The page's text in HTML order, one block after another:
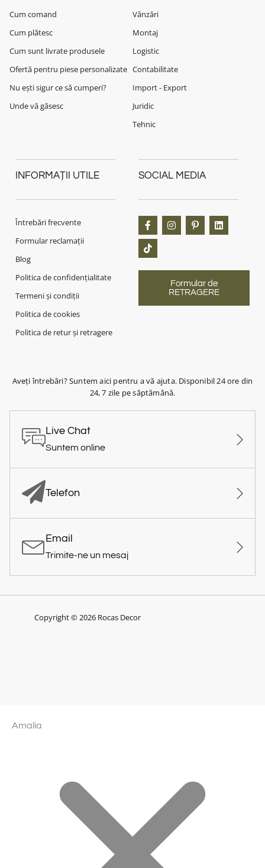
Cum comand
Cum plătesc
Cum sunt livrate produsele
Ofertă pentru piese personalizate
Nu ești sigur ce să cumperi?
Unde vă găsesc
Vânzări
Montaj
Logistic
Contabilitate
Import - Export
Juridic
Tehnic
INFORMAȚII UTILE
Întrebări frecvente
Formular reclamații
Blog
Politica de confidențialitate
Termeni și condiții
Politica de cookies
Politica de retur și retragere
SOCIAL MEDIA
Formular de
RETRAGERE
Aveți întrebări? Suntem aici pentru a vă ajuta. Disponibil 24 ore din
24, 7 zile pe săptămână.
Live Chat
Suntem online
Telefon
Email
Trimite-ne un mesaj
Copyright © 2026 Rocas Decor
Amalia